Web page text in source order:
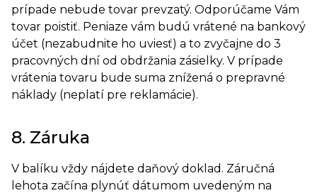
prípade nebude tovar prevzatý. Odporúčame Vám
tovar poistiť. Peniaze vám budú vrátené na bankový
účet (nezabudnite ho uviesť) a to zvyčajne do 3
pracovných dní od obdržania zásielky. V prípade
vrátenia tovaru bude suma znížená o prepravné
náklady (neplatí pre reklamácie).
8. Záruka
V balíku vždy nájdete daňový doklad. Záručná
lehota začína plynúť dátumom uvedeným na